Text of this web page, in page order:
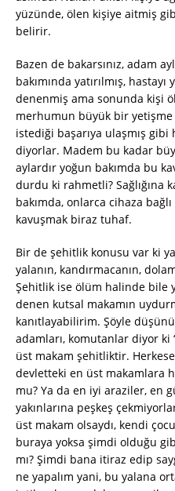
yüzünde, ölen kişiye aitmiş
belirir.
Bazen de bakarsınız, adam
bakımında yatırılmış,
denenmiş ama sonunda kişi
merhumun büyük bir yetişme
istediği başarıya ulaşmış
diyorlar. Madem bu kadar
aylardır yoğun bakımda bu
durdu ki rahmetli? Sağlığına
bakımda, onlarca cihaza
kavuşmak biraz tuhaf.
Bir de şehitlik konusu var ki
yalanın, kandırmacanın,
Şehitlik ise ölüm halinde bile
denen kutsal makamın
kanıtlayabilirim. Şöyle
adamları, komutanlar diyor ki
üst makam şehitliktir.
devletteki en üst makamlara
mu? Ya da en iyi araziler, en
yakınlarına peşkeş
üst makam olsaydı, kendi
buraya yoksa şimdi olduğu
mı? Şimdi bana itiraz edip
ne yapalım yani, bu yalana